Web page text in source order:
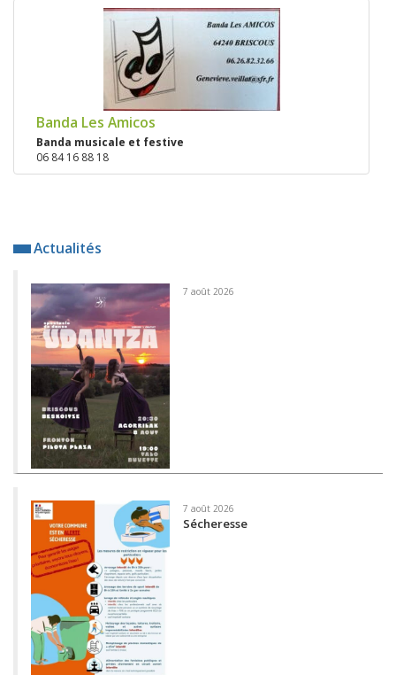
Banda Les Amicos
Banda musicale et festive
06 84 16 88 18
Actualités
7 août 2026
7 août 2026
Sécheresse